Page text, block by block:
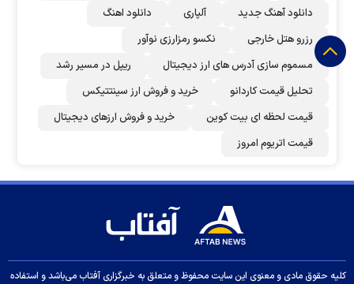
دانلود آهنگ جدید
آلپاری
دانلود اهنگ
رزرو هتل خارجی
نکسو رمزارزی نوآور
مسموم سازی آدرس های ارز دیجیتال
ریپل در مسیر رشد
تحلیل قیمت کاردانو
خرید و فروش ارز سینتتیکس
قیمت لحظه ای بیت کوین
خرید و فروش ارزهای دیجیتال
قیمت اتریوم امروز
کلیه حقوق مادی و معنوی این سایت محفوظ و متعلق به خبرگزاری آفتاب می‌باشد و استفاده